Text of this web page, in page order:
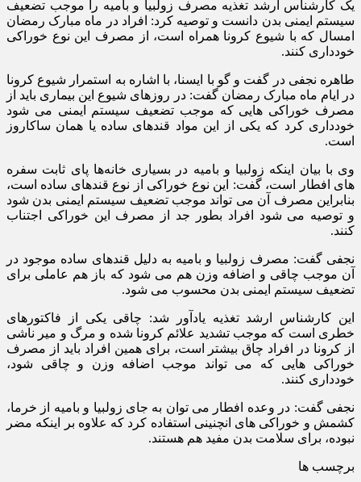
یک کارشناس ارشد تغذیه مصرف زولبیا و بامیه را موجب تضعیف
سیستم ایمنی بدن دانست و توصیه کرد: افراد در ماه مبارک رمضان
امسال که با شیوع کرونا همراه است، از مصرف این نوع خوراکی
خودداری کنند.
طاهره نجفی در گفت و گو با ایسنا، با اشاره به استمرار شیوع کرونا
در ایام ماه مبارک رمضان گفت: در روزهای شیوع این بیماری باید از
مصرف خوراکی هایی که موجب تضعیف سیستم ایمنی می شود
خودداری کرد که یکی از این مواد قندهای ساده یا همان ساکاروز
است.
وی با بیان اینکه زولبیا و بامیه در بسیاری خانه‌ها پای ثابت سفره
های افطار است، گفت: این نوع خوراکی از نوع قندهای ساده است،
بنابراین مصرف آن می تواند موجب تضعیف سیستم ایمنی بدن شود
و توصیه می شود افراد بطور جد از مصرف این خوراکی اجتناب
کنند.
نجفی گفت: مصرف زولبیا و بامیه به دلیل قندهای ساده موجود در
آن موجب چاقی و اضافه وزن هم می شود که باز هم عاملی برای
تضعیف سیستم ایمنی بدن محسوب می شود.
این کارشناس ارشد تغذیه یادآور شد: چاقی یکی از فاکتورهای
خطری است که موجب تشدید علائم کرونا شده و مرگ و میر ناشی
از کرونا در افراد چاق بیشتر است، برای همین افراد باید از مصرف
خوراکی هایی که می تواند موجب اضافه وزن و چاقی شود،
خودداری کنند.
نجفی گفت: در وعده افطار می توان به جای زولبیا و بامیه از خرما،
کشمش و خوراکی های انچنینی استفاده کرد که علاوه بر اینکه مضر
نبوده، برای سلامت بدن مفید هم هستند.
برچسب ها